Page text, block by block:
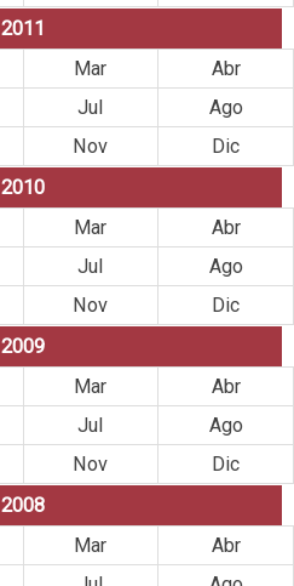
2011
Mar
Abr
Jul
Ago
Nov
Dic
2010
Mar
Abr
Jul
Ago
Nov
Dic
2009
Mar
Abr
Jul
Ago
Nov
Dic
2008
Mar
Abr